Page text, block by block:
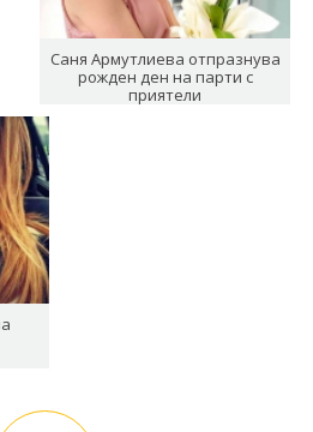
Саня Армутлиева отпразнува
рожден ден на парти с
приятели